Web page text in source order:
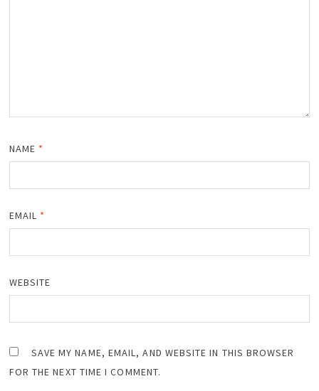
NAME *
EMAIL *
WEBSITE
SAVE MY NAME, EMAIL, AND WEBSITE IN THIS BROWSER
FOR THE NEXT TIME I COMMENT.